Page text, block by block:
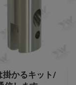
掛かるキット/